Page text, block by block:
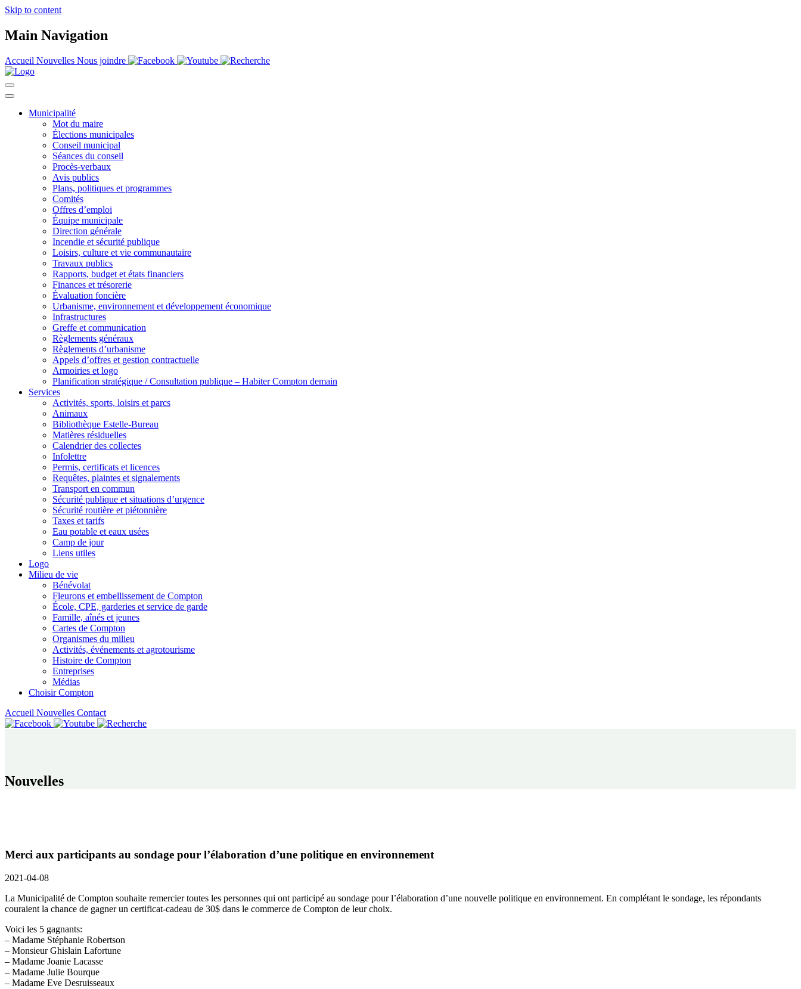
Skip to content
Main Navigation
Accueil Nouvelles Nous joindre
Municipalité
Mot du maire
Élections municipales
Conseil municipal
Séances du conseil
Procès-verbaux
Avis publics
Plans, politiques et programmes
Comités
Offres d’emploi
Équipe municipale
Direction générale
Incendie et sécurité publique
Loisirs, culture et vie communautaire
Travaux publics
Rapports, budget et états financiers
Finances et trésorerie
Évaluation foncière
Urbanisme, environnement et développement économique
Infrastructures
Greffe et communication
Règlements généraux
Règlements d’urbanisme
Appels d’offres et gestion contractuelle
Armoiries et logo
Planification stratégique / Consultation publique – Habiter Compton demain
Services
Activités, sports, loisirs et parcs
Animaux
Bibliothèque Estelle-Bureau
Matières résiduelles
Calendrier des collectes
Infolettre
Permis, certificats et licences
Requêtes, plaintes et signalements
Transport en commun
Sécurité publique et situations d’urgence
Sécurité routière et piétonnière
Taxes et tarifs
Eau potable et eaux usées
Camp de jour
Liens utiles
Logo
Milieu de vie
Bénévolat
Fleurons et embellissement de Compton
École, CPE, garderies et service de garde
Famille, aînés et jeunes
Cartes de Compton
Organismes du milieu
Activités, événements et agrotourisme
Histoire de Compton
Entreprises
Médias
Choisir Compton
Accueil Nouvelles Contact
Nouvelles
Merci aux participants au sondage pour l’élaboration d’une politique en environnement
2021-04-08
La Municipalité de Compton souhaite remercier toutes les personnes qui ont participé au sondage pour l’élaboration d’une nouvelle politique en environnement. En complétant le sondage, les répondants
couraient la chance de gagner un certificat-cadeau de 30$ dans le commerce de Compton de leur choix.
Voici les 5 gagnants:
– Madame Stéphanie Robertson
– Monsieur Ghislain Lafortune
– Madame Joanie Lacasse
– Madame Julie Bourque
– Madame Eve Desruisseaux